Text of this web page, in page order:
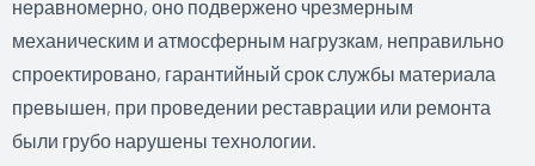
неравномерно, оно подвержено чрезмерным
механическим и атмосферным нагрузкам, неправильно
спроектировано, гарантийный срок службы материала
превышен, при проведении реставрации или ремонта
были грубо нарушены технологии.